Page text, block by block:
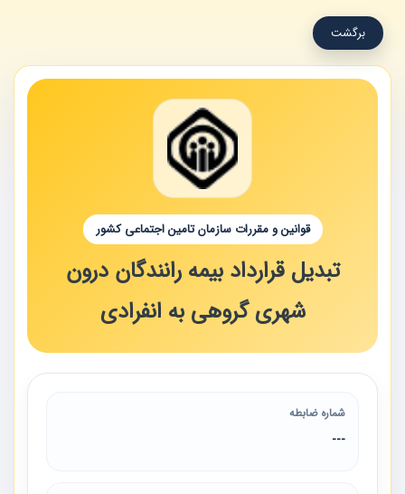
برگشت
قوانین و مقررات سازمان تامین اجتماعی کشور
تبدیل قرارداد بیمه رانندگان درون
شهری گروهی به انفرادی
شماره ضابطه
---